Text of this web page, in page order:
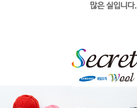
많은 실입니다.